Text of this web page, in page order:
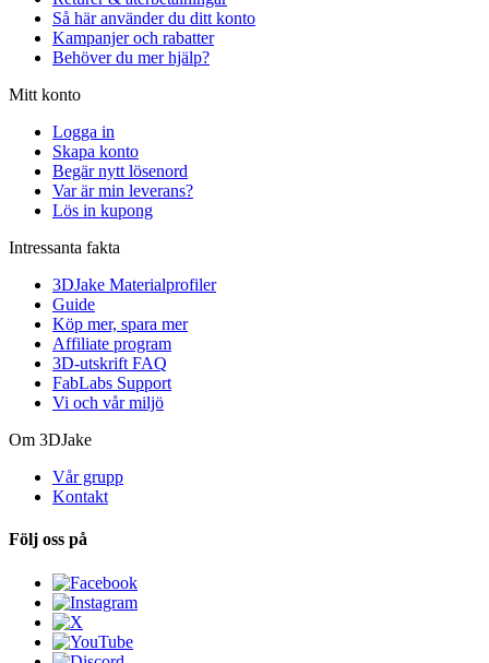
Så här använder du ditt konto
Kampanjer och rabatter
Behöver du mer hjälp?
Mitt konto
Logga in
Skapa konto
Begär nytt lösenord
Var är min leverans?
Lös in kupong
Intressanta fakta
3DJake Materialprofiler
Guide
Köp mer, spara mer
Affiliate program
3D-utskrift FAQ
FabLabs Support
Vi och vår miljö
Om 3DJake
Vår grupp
Kontakt
Följ oss på